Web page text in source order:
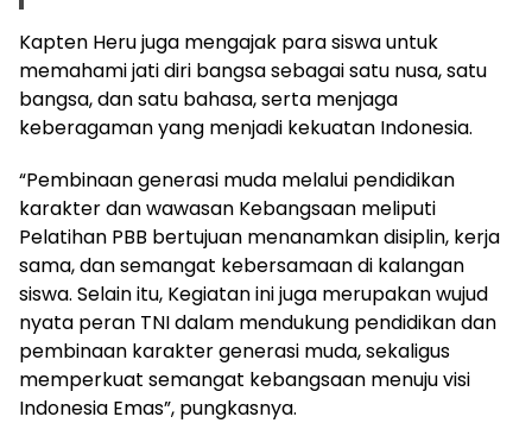
Kapten Heru juga mengajak para siswa untuk
memahami jati diri bangsa sebagai satu nusa, satu
bangsa, dan satu bahasa, serta menjaga
keberagaman yang menjadi kekuatan Indonesia.
“Pembinaan generasi muda melalui pendidikan
karakter dan wawasan Kebangsaan meliputi
Pelatihan PBB bertujuan menanamkan disiplin, kerja
sama, dan semangat kebersamaan di kalangan
siswa. Selain itu, Kegiatan ini juga merupakan wujud
nyata peran TNI dalam mendukung pendidikan dan
pembinaan karakter generasi muda, sekaligus
memperkuat semangat kebangsaan menuju visi
Indonesia Emas”, pungkasnya.